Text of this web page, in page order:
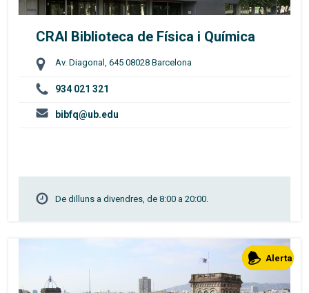
CRAI Biblioteca de Física i Química
Av. Diagonal, 645 08028 Barcelona
934 021 321
bibfq@ub.edu
De dilluns a divendres, de 8:00 a 20:00.
Alerta